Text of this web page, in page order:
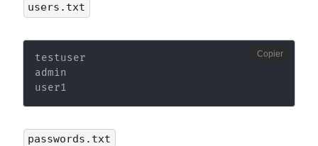
users.txt
testuser
admin
user1
Copier
passwords.txt